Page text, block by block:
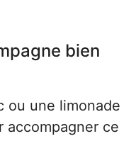
bien
ou une limonade
accompagner ce